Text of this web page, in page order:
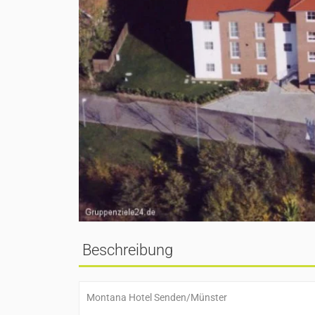
Beschreibung
Montana Hotel Senden/Münster